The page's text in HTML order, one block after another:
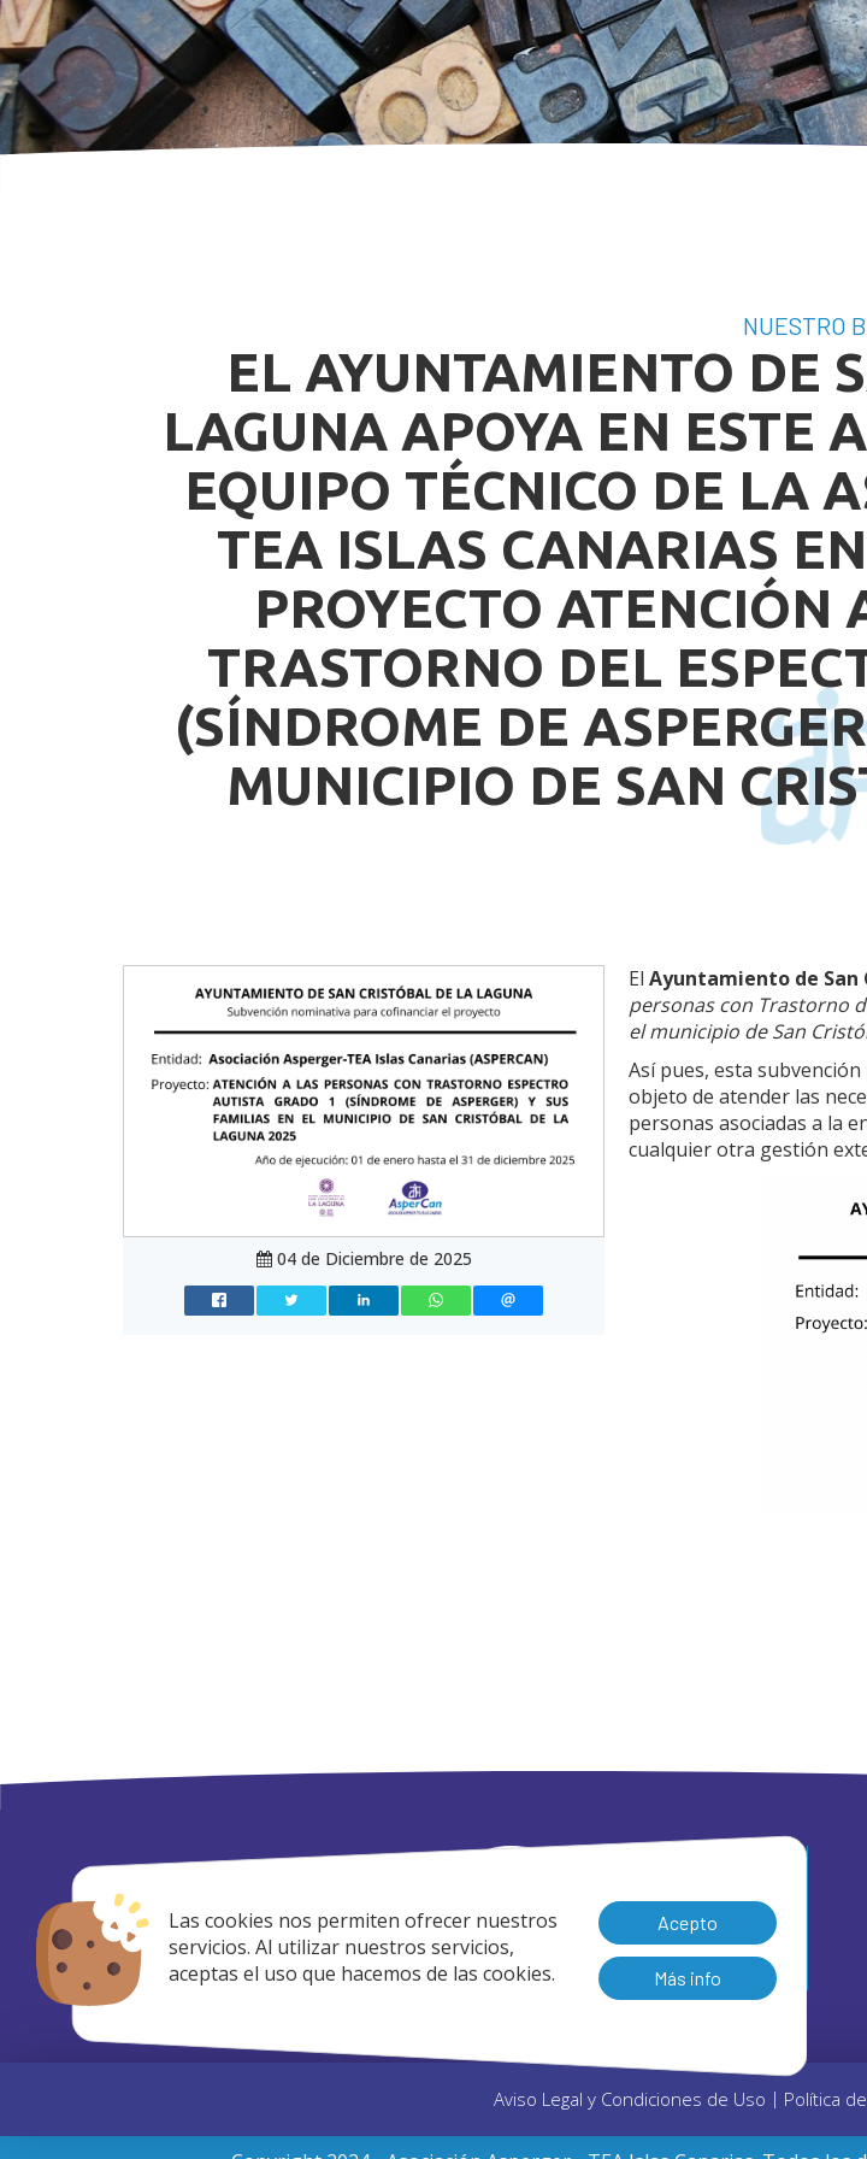
Las cookies nos permiten ofrecer nuestros
servicios. Al utilizar nuestros servicios,
aceptas el uso que hacemos de las cookies.
Acepto
Más info
NUESTRO
EL AYUNTAMIENTO DE
LAGUNA APOYA EN ESTE
EQUIPO TÉCNICO DE LA
TEA ISLAS CANARIAS
PROYECTO ATENCIÓN
TRASTORNO DEL
(SÍNDROME DE
MUNICIPIO DE SAN
04 de Diciembre de 2025
El Ayuntamiento de San
personas con Trastorno
el municipio de San
Así pues, esta
objeto de atender las
personas asociadas a la
cualquier otra gestión
Aviso Legal y Condiciones de Uso | Política